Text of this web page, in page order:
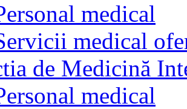
medical
medical
de Medicină
medical